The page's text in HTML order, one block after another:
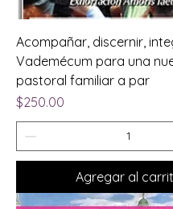
Acompañar, discernir,
Vademécum para una
pastoral familiar a par
Precio
$250.00
Agregar al